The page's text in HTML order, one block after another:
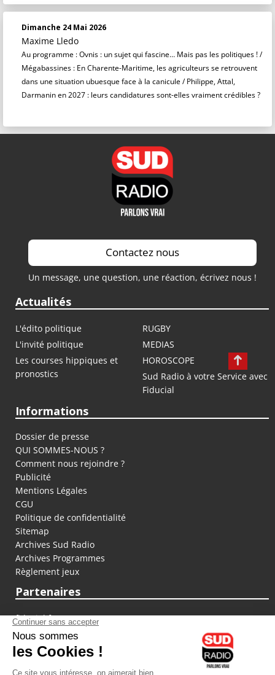
Dimanche 24 Mai 2026
Maxime Lledo
Au programme : Ovnis : un sujet qui fascine… Mais pas les politiques ! /
Mégabassines : En Charente-Maritime, les agriculteurs se retrouvent
dans une situation ubuesque face à la canicule / Philippe, Attal,
Darmanin en 2027 : leurs candidatures sont-elles vraiment crédibles ?
Contactez nous
Un message, une question, une réaction, écrivez nous !
Actualités
L'édito politique
RUGBY
L'invité politique
MEDIAS
Les courses hippiques et
pronostics
HOROSCOPE
Sud Radio à votre Service avec
Fiducial
Informations
Dossier de presse
QUI SOMMES-NOUS ?
Comment nous rejoindre ?
Publicité
Mentions Légales
CGU
Politique de confidentialité
Sitemap
Archives Sud Radio
Archives Programmes
Règlement jeux
Partenaires
fiducial.fr
lyoncapitale.fr
olympique-et-lyonnais.com
L'application Iphone / Android